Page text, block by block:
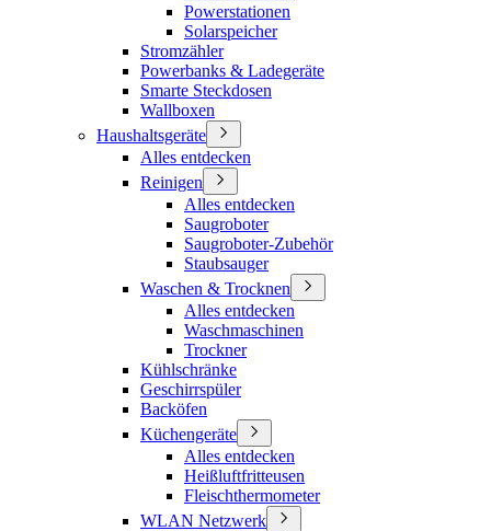
Powerstationen
Solarspeicher
Stromzähler
Powerbanks & Ladegeräte
Smarte Steckdosen
Wallboxen
Haushaltsgeräte
Alles entdecken
Reinigen
Alles entdecken
Saugroboter
Saugroboter-Zubehör
Staubsauger
Waschen & Trocknen
Alles entdecken
Waschmaschinen
Trockner
Kühlschränke
Geschirrspüler
Backöfen
Küchengeräte
Alles entdecken
Heißluftfritteusen
Fleischthermometer
WLAN Netzwerk